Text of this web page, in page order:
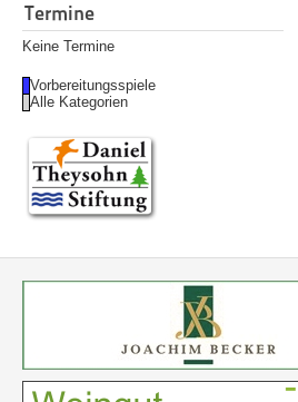
Termine
Keine Termine
Vorbereitungsspiele
Alle Kategorien